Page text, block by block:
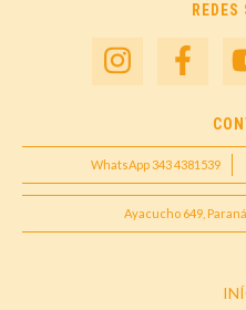
WhatsApp 343 4381539
Ayacucho 649,